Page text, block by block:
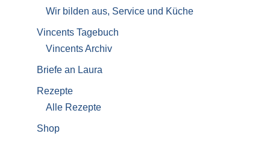
Wir bilden aus, Service und Küche
Vincents Tagebuch
Vincents Archiv
Briefe an Laura
Rezepte
Alle Rezepte
Shop